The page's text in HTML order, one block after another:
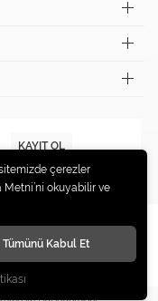
KAYIT OL
saklıdır.
ile Hazırlanmıştır.
çerezler
Metni’ni okuyabilir ve
Tümünü Kabul Et